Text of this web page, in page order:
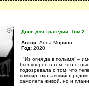
Двое для трагедии. Том 2
Автор: Анна Морион
Год: 2020
"Из огня да в полымя" –
был уверен в том, что
подозревала о том, что
вампир, оказавшийся
самолета живой, но и